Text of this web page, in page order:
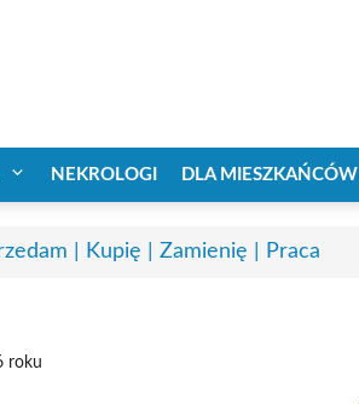
NEKROLOGI DLA MIESZKAŃCÓW
| Kupię | Zamienię | Praca
roku